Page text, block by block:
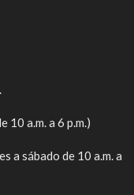
10 a.m. a 6 p.m.)
a sábado de 10 a.m. a